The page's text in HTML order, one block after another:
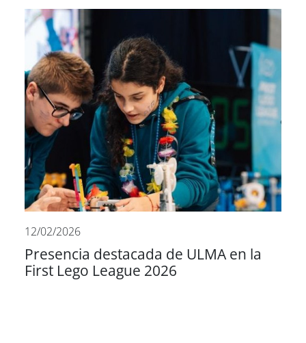
12/02/2026
Presencia destacada de ULMA en la
First Lego League 2026